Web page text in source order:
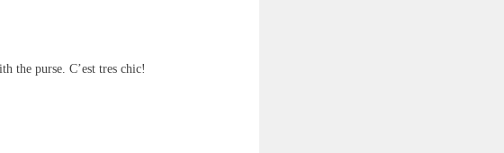
the purse. C’est tres chic!